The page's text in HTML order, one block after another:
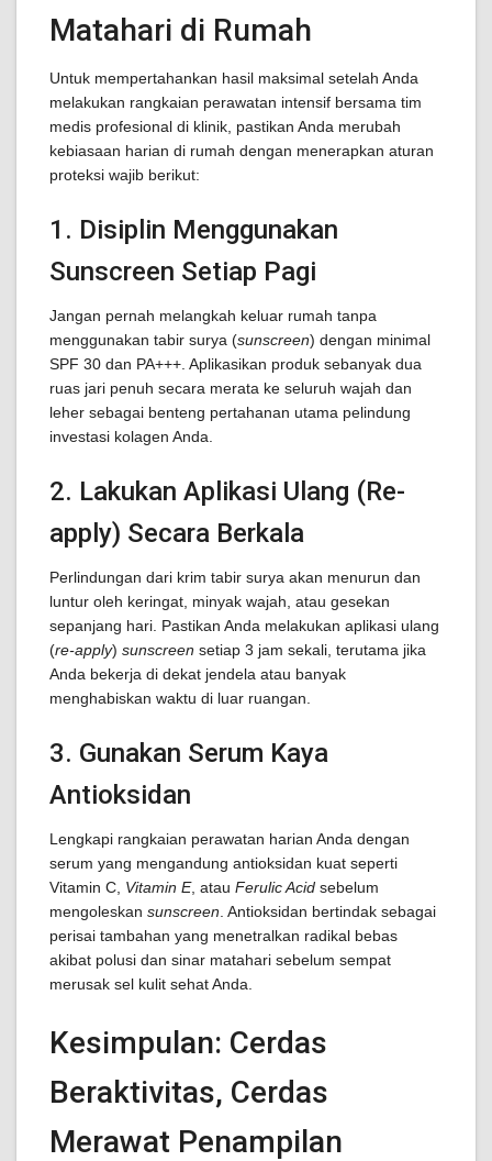
Matahari di Rumah
Untuk mempertahankan hasil maksimal setelah Anda
melakukan rangkaian perawatan intensif bersama tim
medis profesional di klinik, pastikan Anda merubah
kebiasaan harian di rumah dengan menerapkan aturan
proteksi wajib berikut:
1. Disiplin Menggunakan
Sunscreen Setiap Pagi
Jangan pernah melangkah keluar rumah tanpa
menggunakan tabir surya (sunscreen) dengan minimal
SPF 30 dan PA+++. Aplikasikan produk sebanyak dua
ruas jari penuh secara merata ke seluruh wajah dan
leher sebagai benteng pertahanan utama pelindung
investasi kolagen Anda.
2. Lakukan Aplikasi Ulang (Re-
apply) Secara Berkala
Perlindungan dari krim tabir surya akan menurun dan
luntur oleh keringat, minyak wajah, atau gesekan
sepanjang hari. Pastikan Anda melakukan aplikasi ulang
(re-apply) sunscreen setiap 3 jam sekali, terutama jika
Anda bekerja di dekat jendela atau banyak
menghabiskan waktu di luar ruangan.
3. Gunakan Serum Kaya
Antioksidan
Lengkapi rangkaian perawatan harian Anda dengan
serum yang mengandung antioksidan kuat seperti
Vitamin C, Vitamin E, atau Ferulic Acid sebelum
mengoleskan sunscreen . Antioksidan bertindak sebagai
perisai tambahan yang menetralkan radikal bebas
akibat polusi dan sinar matahari sebelum sempat
merusak sel kulit sehat Anda.
Kesimpulan: Cerdas
Beraktivitas, Cerdas
Merawat Penampilan